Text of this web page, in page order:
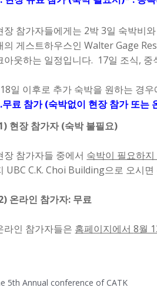
장 참가자들에게는 2박 3일 숙박비
의 게스트하우스인 Walter Gage
아웃하는 일정입니다. 17일 조식,
일 이후로 추가 숙박을 원하는 경
무료 참가(숙박없이 현장 참가 또는
현장 참가자 (숙박 불필요)
장 참가자들 중에서 숙박이 필요하
UBC C.K. Choi Building으로 오시
온라인 참가자: 무료
라인 참가자들은 홈페이지에서8월
5th Annual conference of CATK